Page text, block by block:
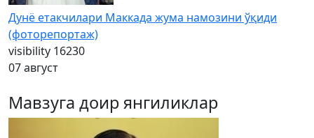
Дунё етакчилари Маккада жума намозини ўқиди
(фоторепортаж)
visibility 16230
07 август
Мавзуга доир янгиликлар